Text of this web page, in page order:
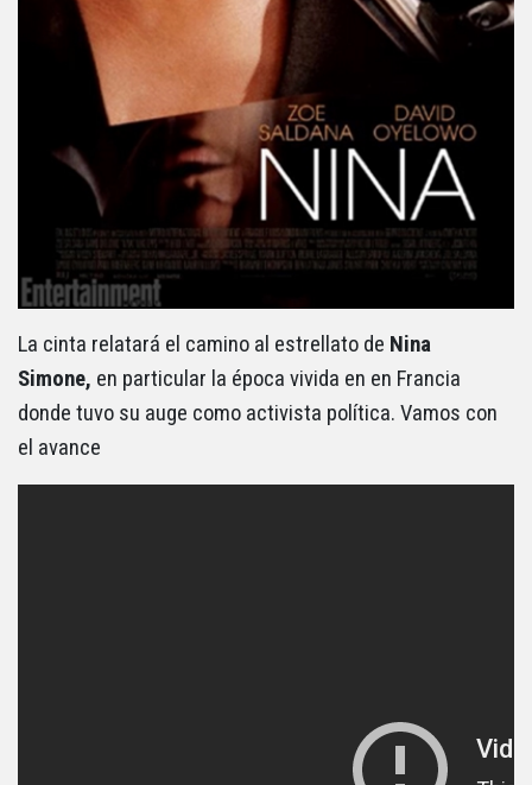
La cinta relatará el camino al estrellato de Nina
Simone, en particular la época vivida en en Francia
donde tuvo su auge como activista política. Vamos con
el avance